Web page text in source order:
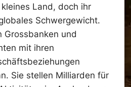
Land, doch ihr
Schwergewicht.
Grossbanken und
mit ihren
Sie stellen Milliarden für